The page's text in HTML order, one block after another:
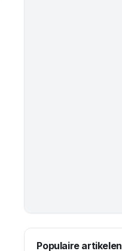
Populaire artikelen